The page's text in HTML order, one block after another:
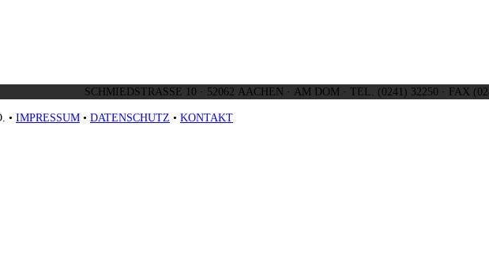
© 2022 Copyright, CLEMENS JANSEN & CO. • IMPRESSUM • DATENSCHUTZ • KONTAKT